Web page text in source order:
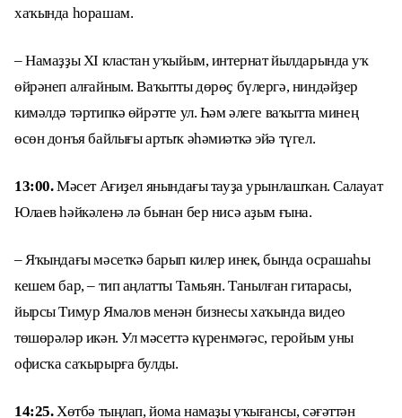
хаҡында һорашам.
– Намаҙҙы XI кластан уҡыйым, интернат йылдарында уҡ
өйрәнеп алғайным. Ваҡытты дөрөҫ бүлергә, ниндәйҙер
кимәлдә тәртипкә өйрәтте ул. Һәм әлеге ваҡытта минең
өсөн донъя байлығы артыҡ әһәмиәткә эйә түгел.
13:00.Мәсет Ағиҙел янындағы тауҙа урынлашҡан. Салауат
Юлаев һәйкәленә лә бынан бер нисә аҙым ғына.
– Яҡындағы мәсеткә барып килер инек, бында осрашаһы
кешем бар, – тип аңлатты Тамьян. Танылған гитарасы,
йырсы Тимур Ямалов менән бизнесы хаҡында видео
төшөрәләр икән. Ул мәсеттә күренмәгәс, геройым уны
офисҡа саҡырырға булды.
14:25.Хөтбә тыңлап, йома намаҙы уҡығансы, сәғәттән